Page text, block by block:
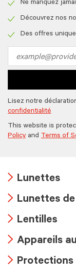
icon
Ne manquez
icon
Découvrez nos
Des offres
address
Lisez notre
confidentialité
This website is
Policy and Terms of
icon
Lunettes
icon
Lunettes
icon
Lentilles
icon
Appareils